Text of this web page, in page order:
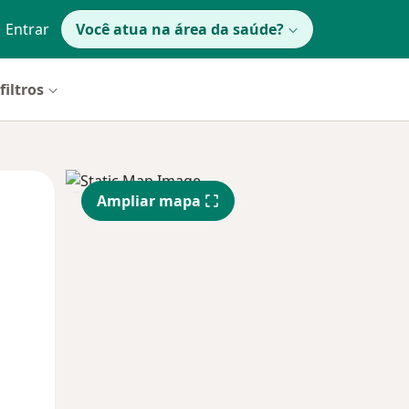
Entrar Você atua na área da saúde?
Qui,
13 Ago
Sex,
14 Ago
Ampliar mapa